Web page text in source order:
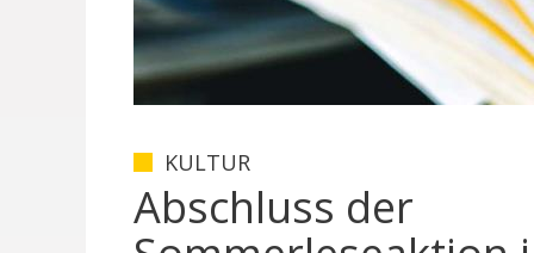
KULTUR
Abschluss der